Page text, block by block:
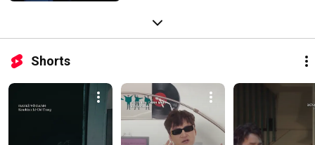
Shorts